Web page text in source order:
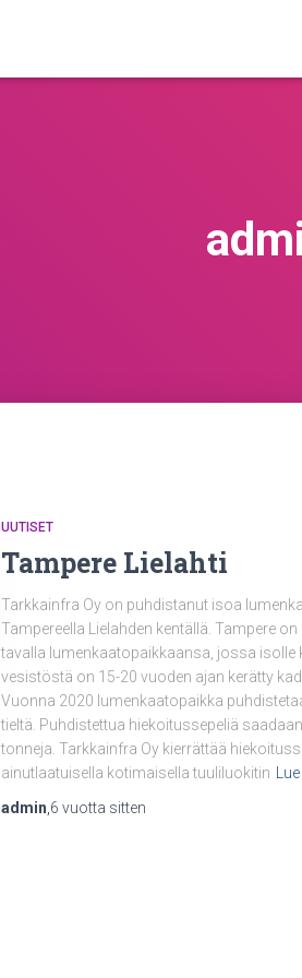
UUTISET
Tampere Lielahti
Tarkkainfra Oy on puhdistanut isoa
Tampereella Lielahden kentällä. Tampere
tavalla lumenkaatopaikkaansa, jossa isolle
vesistöstä on 15-20 vuoden ajan kerätty
Vuonna 2020 lumenkaatopaikka
tieltä. Puhdistettua hiekoitussepeliä
tonneja. Tarkkainfra Oy kierrättää
ainutlaatuisella kotimaisella tuuliluokitin
admin 6 vuotta sitten